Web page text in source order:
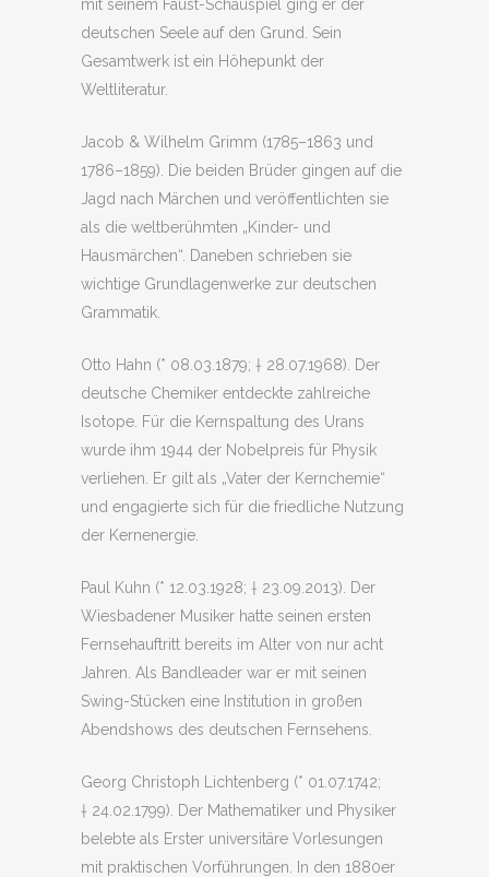
mit seinem Faust-Schauspiel ging er der
deutschen Seele auf den Grund. Sein
Gesamtwerk ist ein Höhepunkt der
Weltliteratur.
Jacob & Wilhelm Grimm (1785–1863 und
1786–1859). Die beiden Brüder gingen auf die
Jagd nach Märchen und veröffentlichten sie
als die weltberühmten „Kinder- und
Hausmärchen“. Daneben schrieben sie
wichtige Grundlagenwerke zur deutschen
Grammatik.
Otto Hahn (* 08.03.1879; † 28.07.1968). Der
deutsche Chemiker entdeckte zahlreiche
Isotope. Für die Kernspaltung des Urans
wurde ihm 1944 der Nobelpreis für Physik
verliehen. Er gilt als „Vater der Kernchemie“
und engagierte sich für die friedliche Nutzung
der Kernenergie.
Paul Kuhn (* 12.03.1928; † 23.09.2013). Der
Wiesbadener Musiker hatte seinen ersten
Fernsehauftritt bereits im Alter von nur acht
Jahren. Als Bandleader war er mit seinen
Swing-Stücken eine Institution in großen
Abendshows des deutschen Fernsehens.
Georg Christoph Lichtenberg (* 01.07.1742;
† 24.02.1799). Der Mathematiker und Physiker
belebte als Erster universitäre Vorlesungen
mit praktischen Vorführungen. In den 1880er